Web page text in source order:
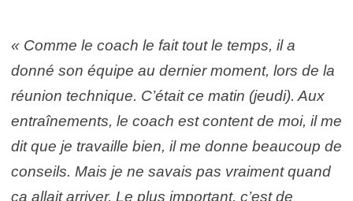
« Comme le coach le fait tout le temps, il a
donné son équipe au dernier moment, lors de la
réunion technique. C’était ce matin (jeudi). Aux
entraînements, le coach est content de moi, il me
dit que je travaille bien, il me donne beaucoup de
conseils. Mais je ne savais pas vraiment quand
ça allait arriver. Le plus important, c’est de